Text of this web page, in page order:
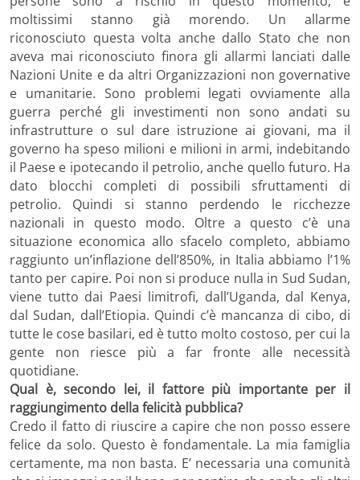
moltissimi stanno già morendo. Un allarme
riconosciuto questa volta anche dallo Stato che non
aveva mai riconosciuto finora gli allarmi lanciati dalle
Nazioni Unite e da altri Organizzazioni non governative
e umanitarie. Sono problemi legati ovviamente alla
guerra perché gli investimenti non sono andati su
infrastrutture o sul dare istruzione ai giovani, ma il
governo ha speso milioni e milioni in armi, indebitando
il Paese e ipotecando il petrolio, anche quello futuro. Ha
dato blocchi completi di possibili sfruttamenti di
petrolio. Quindi si stanno perdendo le ricchezze
nazionali in questo modo. Oltre a questo c’è una
situazione economica allo sfacelo completo, abbiamo
raggiunto un’inflazione dell’850%, in Italia abbiamo l’1%
tanto per capire. Poi non si produce nulla in Sud Sudan,
viene tutto dai Paesi limitrofi, dall’Uganda, dal Kenya,
dal Sudan, dall’Etiopia. Quindi c’è mancanza di cibo, di
tutte le cose basilari, ed è tutto molto costoso, per cui la
gente non riesce più a far fronte alle necessità
quotidiane.
Qual è, secondo lei, il fattore più importante per il
raggiungimento della felicità pubblica?
Credo il fatto di riuscire a capire che non posso essere
felice da solo. Questo è fondamentale. La mia famiglia
certamente, ma non basta. E’ necessaria una comunità